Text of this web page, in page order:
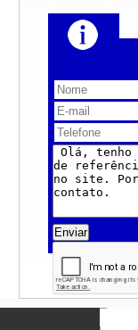
Enviar